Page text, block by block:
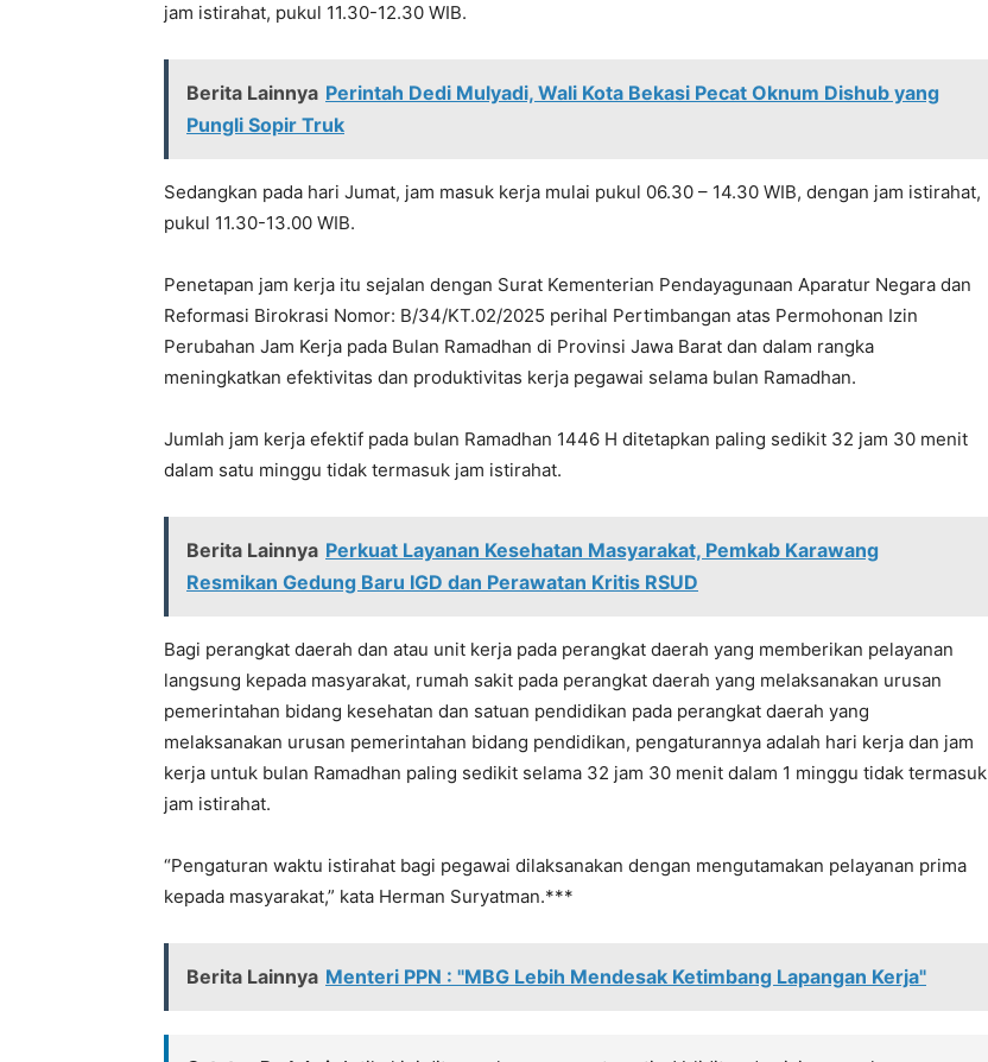
jam istirahat, pukul 11.30-12.30 WIB.
Berita Lainnya Perintah Dedi Mulyadi, Wali Kota Bekasi Pecat Oknum Dishub yang
Pungli Sopir Truk
Sedangkan pada hari Jumat, jam masuk kerja mulai pukul 06.30 – 14.30 WIB, dengan jam istirahat,
pukul 11.30-13.00 WIB.
Penetapan jam kerja itu sejalan dengan Surat Kementerian Pendayagunaan Aparatur Negara dan
Reformasi Birokrasi Nomor: B/34/KT.02/2025 perihal Pertimbangan atas Permohonan Izin
Perubahan Jam Kerja pada Bulan Ramadhan di Provinsi Jawa Barat dan dalam rangka
meningkatkan efektivitas dan produktivitas kerja pegawai selama bulan Ramadhan.
Jumlah jam kerja efektif pada bulan Ramadhan 1446 H ditetapkan paling sedikit 32 jam 30 menit
dalam satu minggu tidak termasuk jam istirahat.
Berita Lainnya Perkuat Layanan Kesehatan Masyarakat, Pemkab Karawang
Resmikan Gedung Baru IGD dan Perawatan Kritis RSUD
Bagi perangkat daerah dan atau unit kerja pada perangkat daerah yang memberikan pelayanan
langsung kepada masyarakat, rumah sakit pada perangkat daerah yang melaksanakan urusan
pemerintahan bidang kesehatan dan satuan pendidikan pada perangkat daerah yang
melaksanakan urusan pemerintahan bidang pendidikan, pengaturannya adalah hari kerja dan jam
kerja untuk bulan Ramadhan paling sedikit selama 32 jam 30 menit dalam 1 minggu tidak termasuk
jam istirahat.
“Pengaturan waktu istirahat bagi pegawai dilaksanakan dengan mengutamakan pelayanan prima
kepada masyarakat,” kata Herman Suryatman.***
Berita Lainnya Menteri PPN : "MBG Lebih Mendesak Ketimbang Lapangan Kerja"